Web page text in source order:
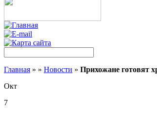
Главная » » Новости » Прихожане готовят
Окт
7